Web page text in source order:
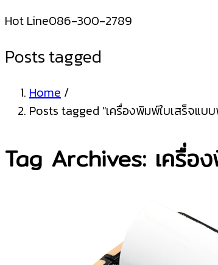
Hot Line086-300-2789
Posts tagged
Home /
Posts tagged "เครื่องพิมพ์ใบเสร็จแบ
Tag Archives: เครื่อ